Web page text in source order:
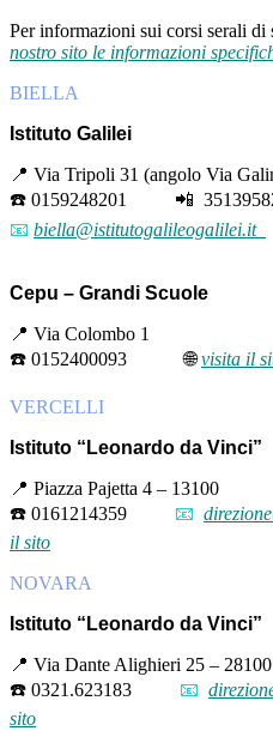
Per informazioni sui corsi serali di
nostro sito le informazioni
BIELLA
Istituto Galilei
📍 Via Tripoli 31 (angolo Via
☎️ 0159248201 📲
📧 biella@istitutogalileogalilei.it
Cepu – Grandi Scuole
📍 Via Colombo 1
☎️ 0152400093 🌐 visita il
VERCELLI
Istituto “Leonardo da Vinci”
📍 Piazza Pajetta 4 – 13100
☎️ 0161214359 📧
il sito
NOVARA
Istituto “Leonardo da Vinci”
📍 Via Dante Alighieri 25 – 28100
☎️ 0321.623183 📧
sito